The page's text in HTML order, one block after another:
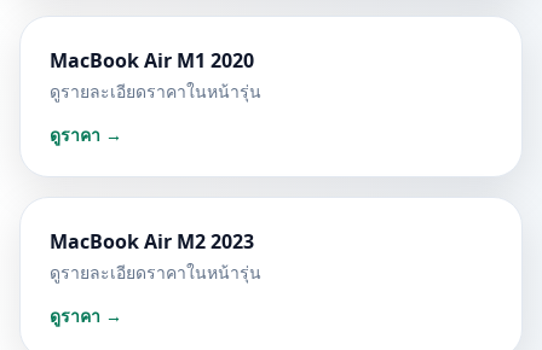
MacBook Air M1 2020
ดูรายละเอียดราคาในหน้ารุ่น
ดูราคา →
MacBook Air M2 2023
ดูรายละเอียดราคาในหน้ารุ่น
ดูราคา →